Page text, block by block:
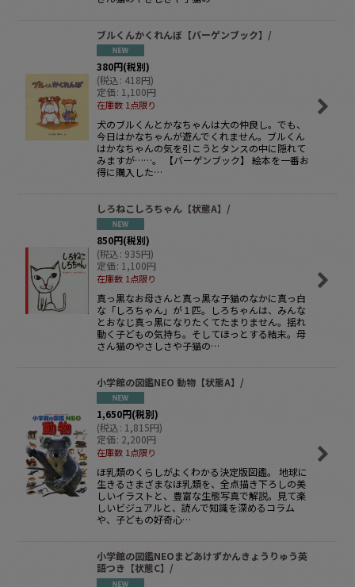
ブルくんかくれんぼ【バーゲンブック】/
380円(税別)
(税込: 418円)
定価: 1,100円
在庫数 1点限り
犬のブルくんとかなちゃんは大の仲良し。でも、
今日はかなちゃんが遊んでくれません。ブルくん
はかなちゃんの気を引こうとタンスの中に隠れて
みますが……。 【バーゲンブック】 絵本を一番お
得に購入した…
しろねこしろちゃん【状態A】/
850円(税別)
(税込: 935円)
定価: 1,100円
在庫数 1点限り
真っ黒なお母さんと真っ黒な子猫のなかに真っ白
な「しろちゃん」が１匹。しろちゃんは、みんな
とおなじ真っ黒になりたくてたまりません。揺れ
動く子どもの気持ち。そしてほっとする結末。母
さん猫のやさしさや子猫の…
小学館の図鑑NEO 動物【状態A】/
1,650円(税別)
(税込: 1,815円)
定価: 2,200円
在庫数 1点限り
ほ乳類のくらしがよくわかる決定版図鑑。 地球に
生きるさまざまなほ乳類を、全点描き下ろしの美
しいイラストと、豊富な生態写真で解説。見て楽
しいビジュアルと、読んで知識を深めるコラム
や、子どもの好奇心…
小学館の図鑑NEOまどあけずかんきょうりゅう英
語つき【状態C】/